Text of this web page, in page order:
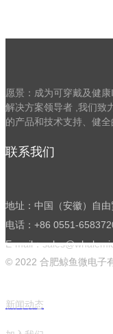
ALPS001是一款超低
拟
愿景：成为可穿戴及健
解决方案领导者 , 我们致
的产品和技术支持、健
联系我们
地址：中国（安徽）自
电话：+86 0551-
E-mail：
© 2022 合肥鲸鱼微电子
新闻动态